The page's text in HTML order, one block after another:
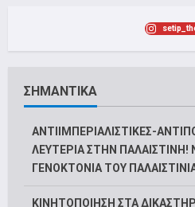
ΣΗΜΑΝΤΙΚΑ
ΑΝΤΙΙΜΠΕΡΙΑΛΙΣΤΙΚΕΣ-
ΛΕΥΤΕΡΙΑ ΣΤΗΝ ΠΑΛΑΙΣΤΙΝΗ!
ΓΕΝΟΚΤΟΝΙΑ ΤΟΥ
ΚΙΝΗΤΟΠΟΙΗΣΗ ΣΤΑ